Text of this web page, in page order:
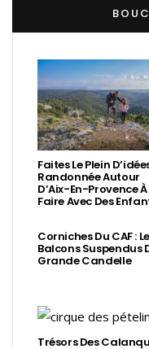
Faites Le Plein
Randonnée Autour
D’Aix-En-Provence À
Faire Avec Des
Corniches Du CAF :
Balcons Suspendus
Grande Candelle
Trésors Des